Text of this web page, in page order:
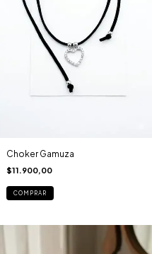
Choker Gamuza
$11.900,00
COMPRAR